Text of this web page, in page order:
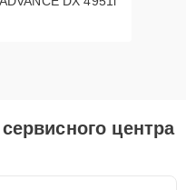
центра